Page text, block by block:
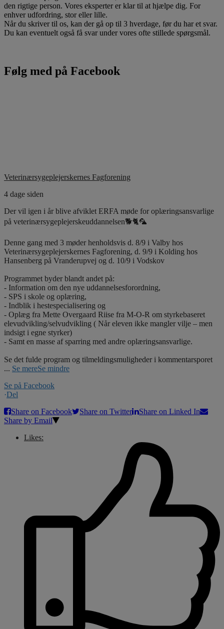
den rigtige person. Vores eksperter er klar til at hjælpe dig. For
enhver udfordring, stor eller lille.
Når du skriver til os, kan der gå op til 3 hverdage, før du har et svar.
Du kan eventuelt også få svar under vores ofte stillede spørgsmål.
Følg med på Facebook
Veterinærsygeplejerskernes Fagforening
4 dage siden
Der vil igen i år blive afviklet ERFA møde for oplæringsansvarlige
på veterinærsygeplejerskeuddannelsen🐕🐈🦜
Denne gang med 3 møder henholdsvis d. 8/9 i Valby hos
Veterinærsygeplejerskernes Fagforening, d. 9/9 i Kolding hos
Hansenberg på Vranderupvej og d. 10/9 i Vodskov
Programmet byder blandt andet på:
- Information om den nye uddannelsesforordning,
- SPS i skole og oplæring,
- Indblik i hestespecialisering og
- Oplæg fra Mette Overgaard Riise fra M-O-R om styrkebaseret
elevudvikling/selvudvikling ( Når eleven ikke mangler vilje – men
indsigt i egne styrker)
- Samt en masse af sparring med andre oplæringsansvarlige.
Se det fulde program og tilmeldingsmuligheder i kommentarsporet
... Se mereSe mindre
Se på Facebook
·Del
Share on Facebook
Share on Twitter
Share on Linked In
Share by Email
Likes: